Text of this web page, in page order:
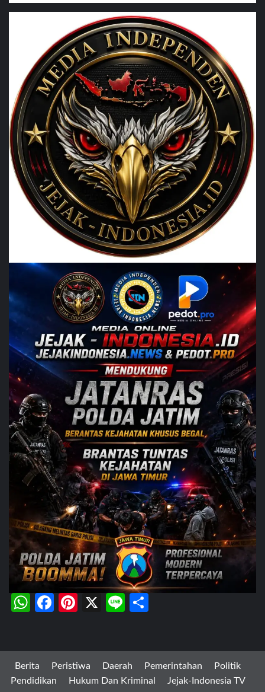
WhatsApp
Facebook
Pinterest
X Line
Berita Peristiwa Daerah Pemerintahan
Politik
Pendidikan
Hukum Dan Kriminal
Jejak-Indonesia TV